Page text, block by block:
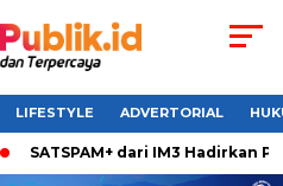
LIFESTYLE ADVERTORIAL
SATSPAM+ dari IM3 Hadirkan